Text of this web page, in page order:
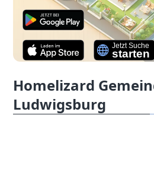
Homelizard
Ludwigsburg